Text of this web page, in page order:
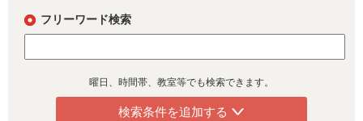
フリーワード検索
曜日、時間帯、教室等でも検索できます。
検索条件を追加する